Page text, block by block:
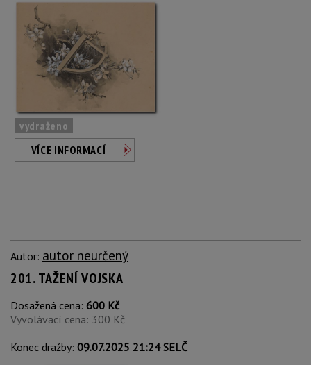
vydraženo
VÍCE INFORMACÍ
Autor: autor neurčený
201. TAŽENÍ VOJSKA
Dosažená cena: 600 Kč
Vyvolávací cena: 300 Kč
Konec dražby: 09.07.2025 21:24 SELČ